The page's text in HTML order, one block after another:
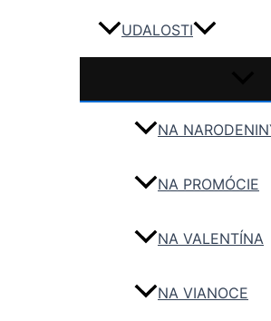
UDALOSTI
NA
NA PROMÓCIE
NA VALENTÍNA
NA VIANOCE